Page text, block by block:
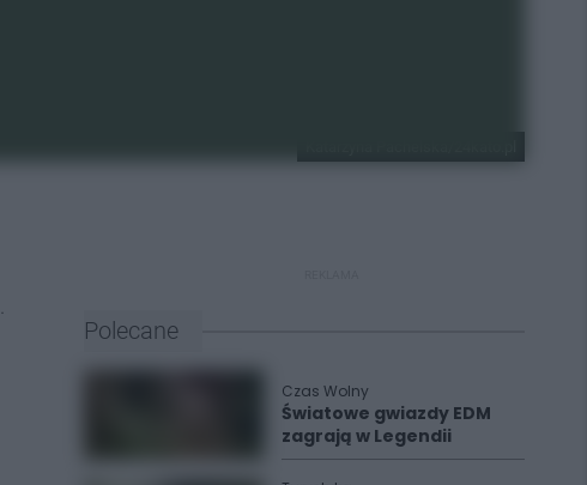
Polecane
Czas Wolny
Światowe gwiazdy EDM
zagrają w Legendii